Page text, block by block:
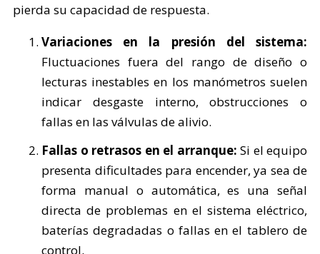
pierda su capacidad de respuesta.
Variaciones en la presión del sistema:
Fluctuaciones fuera del rango de diseño o
lecturas inestables en los manómetros suelen
indicar desgaste interno, obstrucciones o
fallas en las válvulas de alivio.
Fallas o retrasos en el arranque: Si el equipo
presenta dificultades para encender, ya sea de
forma manual o automática, es una señal
directa de problemas en el sistema eléctrico,
baterías degradadas o fallas en el tablero de
control.